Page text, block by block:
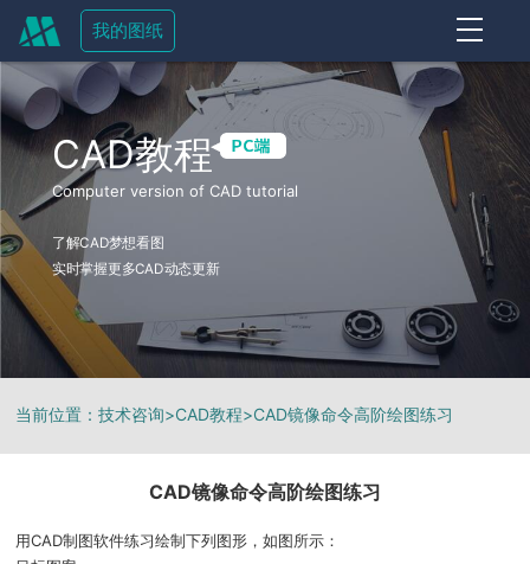
我的图纸
CAD教程
Computer version of CAD tutorial
了解CAD梦想看图
实时掌握更多CAD动态更新
当前位置：技术咨询>CAD教程>CAD镜像命令高阶绘图练习
CAD镜像命令高阶绘图练习
用CAD制图软件练习绘制下列图形，如图所示：